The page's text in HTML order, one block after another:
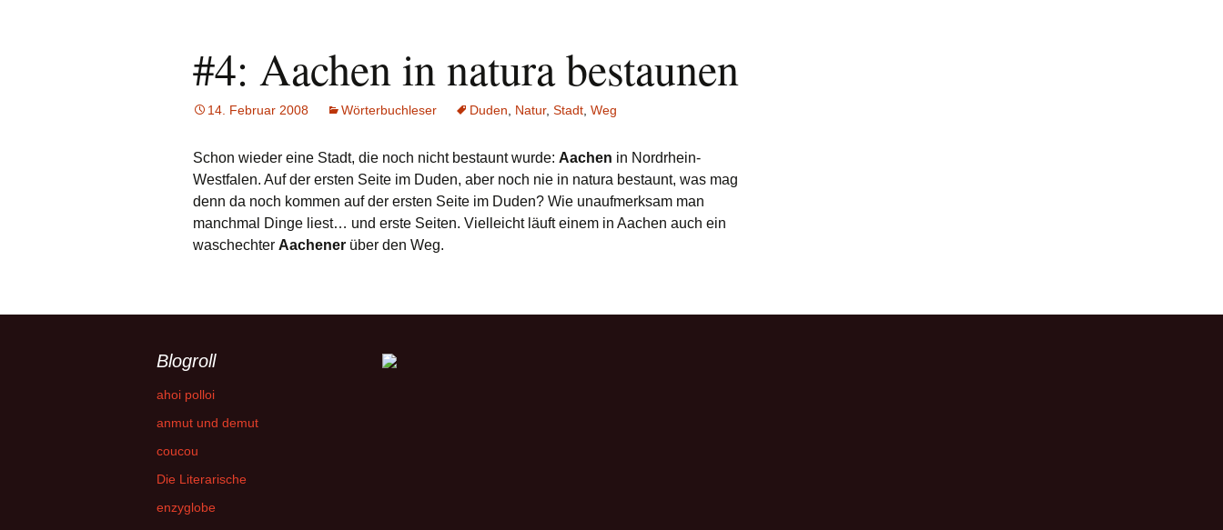
#4: Aachen in natura bestaunen
14. Februar 2008 Wörterbuchleser Duden Natur, Stadt Weg
Schon wieder eine Stadt, die noch nicht bestaunt wurde: Aachen in Nordrhein-
Westfalen. Auf der ersten Seite im Duden, aber noch nie in natura bestaunt, was mag
denn da noch kommen auf der ersten Seite im Duden? Wie unaufmerksam man
manchmal Dinge liest… und erste Seiten. Vielleicht läuft einem in Aachen auch ein
waschechter Aachener über den Weg.
Blogroll
ahoi polloi
anmut und demut
coucou
Die Literarische
enzyglobe